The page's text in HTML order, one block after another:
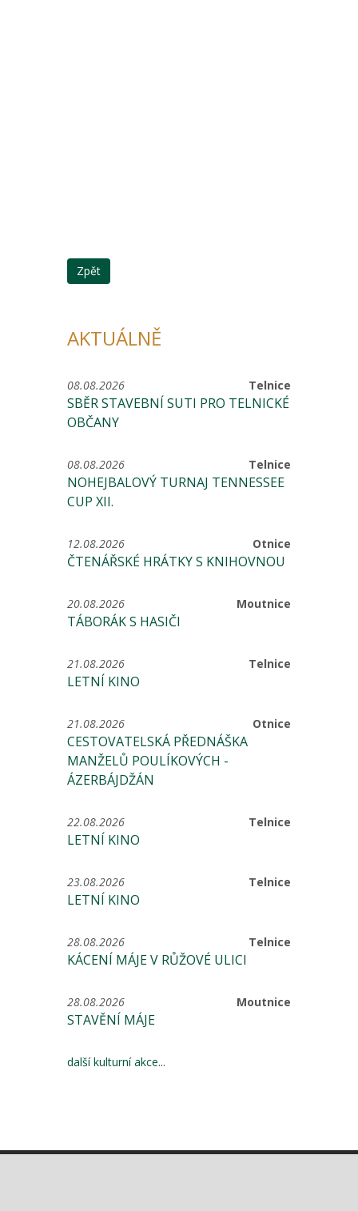
Zpět
AKTUÁLNĚ
Telnice
08.08.2026
SBĚR STAVEBNÍ SUTI PRO TELNICKÉ
OBČANY
Telnice
08.08.2026
NOHEJBALOVÝ TURNAJ TENNESSEE
CUP XII.
Otnice
12.08.2026
ČTENÁŘSKÉ HRÁTKY S KNIHOVNOU
Moutnice
20.08.2026
TÁBORÁK S HASIČI
Telnice
21.08.2026
LETNÍ KINO
Otnice
21.08.2026
CESTOVATELSKÁ PŘEDNÁŠKA
MANŽELŮ POULÍKOVÝCH -
ÁZERBÁJDŽÁN
Telnice
22.08.2026
LETNÍ KINO
Telnice
23.08.2026
LETNÍ KINO
Telnice
28.08.2026
KÁCENÍ MÁJE V RŮŽOVÉ ULICI
Moutnice
28.08.2026
STAVĚNÍ MÁJE
další kulturní akce...